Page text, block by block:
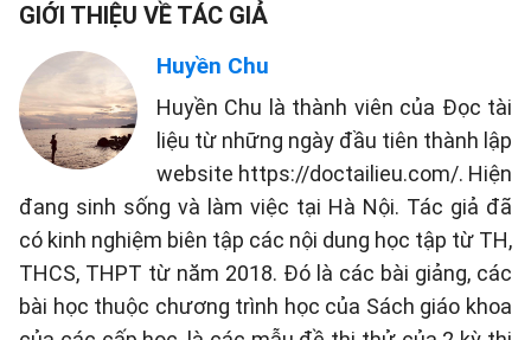
GIỚI THIỆU VỀ TÁC GIẢ
Huyền Chu
Huyền Chu là thành viên của Đọc tài
liệu từ những ngày đầu tiên thành lập
website https://doctailieu.com/. Hiện
đang sinh sống và làm việc tại Hà Nội. Tác giả đã
có kinh nghiệm biên tập các nội dung học tập từ TH,
THCS, THPT từ năm 2018. Đó là các bài giảng, các
bài học thuộc chương trình học của Sách giáo khoa